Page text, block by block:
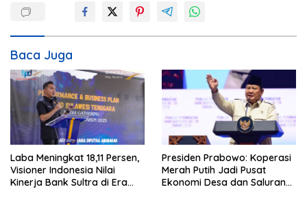
a
s
i
p
o
s
Baca Juga
Laba Meningkat 18,11 Persen,
Visioner Indonesia Nilai
Kinerja Bank Sultra di Era
Presiden Prabowo: Koperasi
Merah Putih Jadi Pusat
Ekonomi Desa dan Saluran